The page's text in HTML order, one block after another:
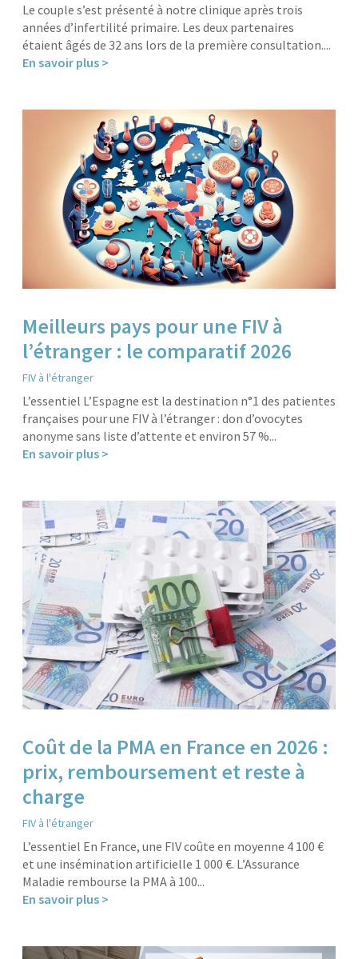
Le couple s’est présenté à notre clinique après trois
années d’infertilité primaire. Les deux partenaires
étaient âgés de 32 ans lors de la première consultation....
En savoir plus >
Meilleurs pays pour une FIV à
l’étranger : le comparatif 2026
FIV à l'étranger
L’essentiel L’Espagne est la destination n°1 des patientes
françaises pour une FIV à l’étranger : don d’ovocytes
anonyme sans liste d’attente et environ 57 %...
En savoir plus >
Coût de la PMA en France en 2026 :
prix, remboursement et reste à
charge
FIV à l'étranger
L’essentiel En France, une FIV coûte en moyenne 4 100 €
et une insémination artificielle 1 000 €. L’Assurance
Maladie rembourse la PMA à 100...
En savoir plus >